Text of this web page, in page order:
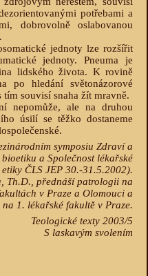
potřebami a
dobrovolně oslabovanou
jednoty lze rozšířit
jednoty. Pneuma je
lidského života. K rovině
po hledání světonázorové
tím souvisí snaha žít mravně.
nepomůže, ale na druhou
úsilí se těžko dostaneme
symposiu Zdraví a
a Společnost lékařské
etiky ČLS JEP 30.-31.5.2002).
Th.D., přednáší patrologii na
v Praze a Olomouci a
1. lékařské fakultě v Praze.
Teologické texty 2003/5
S laskavým svolením